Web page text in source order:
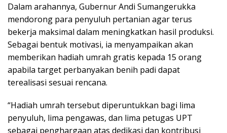
Dalam arahannya, Gubernur Andi Sumangerukka
mendorong para penyuluh pertanian agar terus
bekerja maksimal dalam meningkatkan hasil produksi.
Sebagai bentuk motivasi, ia menyampaikan akan
memberikan hadiah umrah gratis kepada 15 orang
apabila target perbanyakan benih padi dapat
terealisasi sesuai rencana.
“Hadiah umrah tersebut diperuntukkan bagi lima
penyuluh, lima pengawas, dan lima petugas UPT
sebagai penghargaan atas dedikasi dan kontribusi